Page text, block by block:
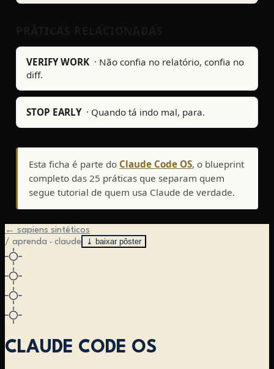
VERIFY WORK · Não confia no relatório, confia no
diff.
STOP EARLY · Quando tá indo mal, para.
Esta ficha é parte do Claude Code OS, o blueprint
completo das 25 práticas que separam quem
segue tutorial de quem usa Claude de verdade.
← sapiens sintéticos
/ aprenda · claude
⤓ baixar pôster
CLAUDE CODE OS